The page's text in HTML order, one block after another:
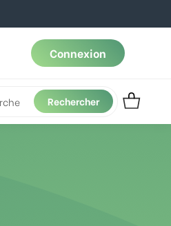
Connexion
Rechercher